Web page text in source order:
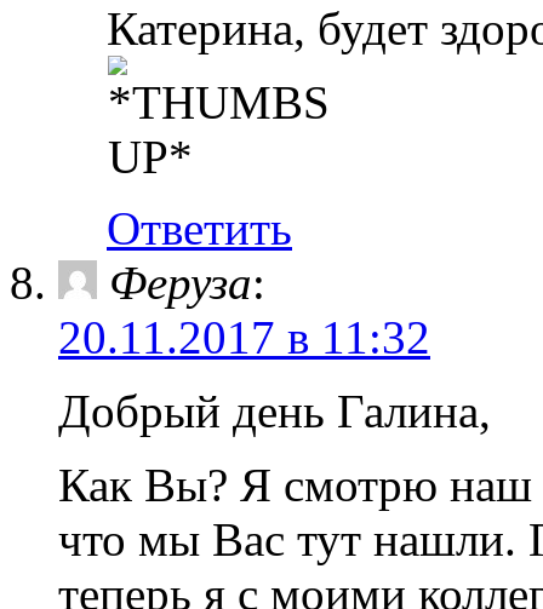
Катерина, будет
Ответить
Феруза:
20.11.2017 в 11:32
Добрый день Галина,
Как Вы? Я смотрю наш
что мы Вас тут нашли.
теперь я с моими